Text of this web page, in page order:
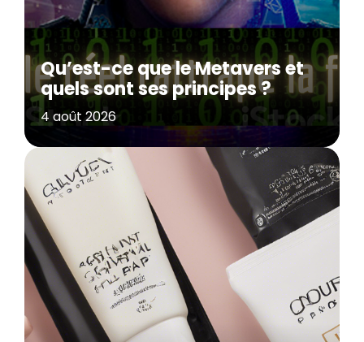
Qu’est-ce que le Metavers et
quels sont ses principes ?
4 août 2026